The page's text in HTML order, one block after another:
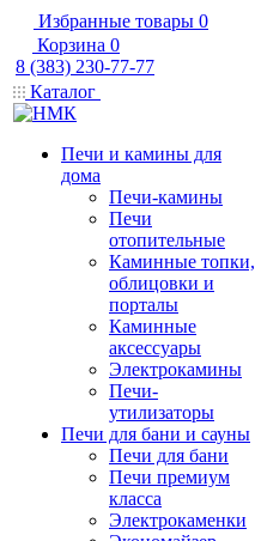
Избранные товары 0
Корзина 0
8 (383) 230-77-77
Каталог
Печи и камины для
дома
Печи-камины
Печи
отопительные
Каминные топки,
облицовки и
порталы
Каминные
аксессуары
Электрокамины
Печи-
утилизаторы
Печи для бани и сауны
Печи для бани
Печи премиум
класса
Электрокаменки